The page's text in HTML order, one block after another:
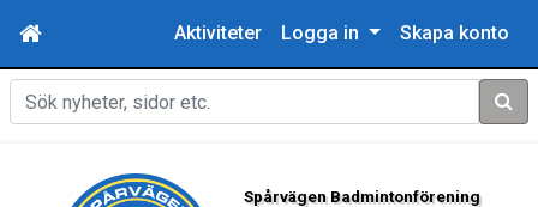
Aktiviteter Logga in Skapa konto
Sök
Spårvägen Badmintonförening